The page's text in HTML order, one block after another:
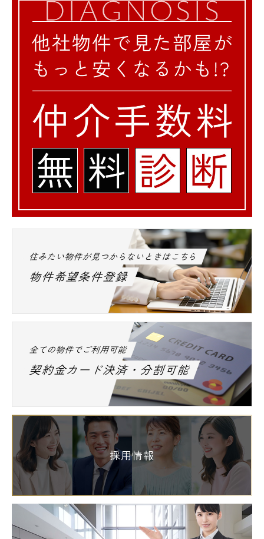
住みたい物件が見つからないときはこちら
物件希望条件登録
全ての物件でご利用可能
契約金カード決済・分割可能
採用情報